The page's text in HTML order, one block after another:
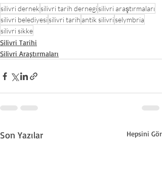
silivri derneksilivri tarih dernegisilivri araştırmaları
silivri belediyesisilivri tarihantik silivriselymbria
silivri sikke
Silivri Tarihi
Silivri Araştırmaları
Son Yazılar Hepsini Gör